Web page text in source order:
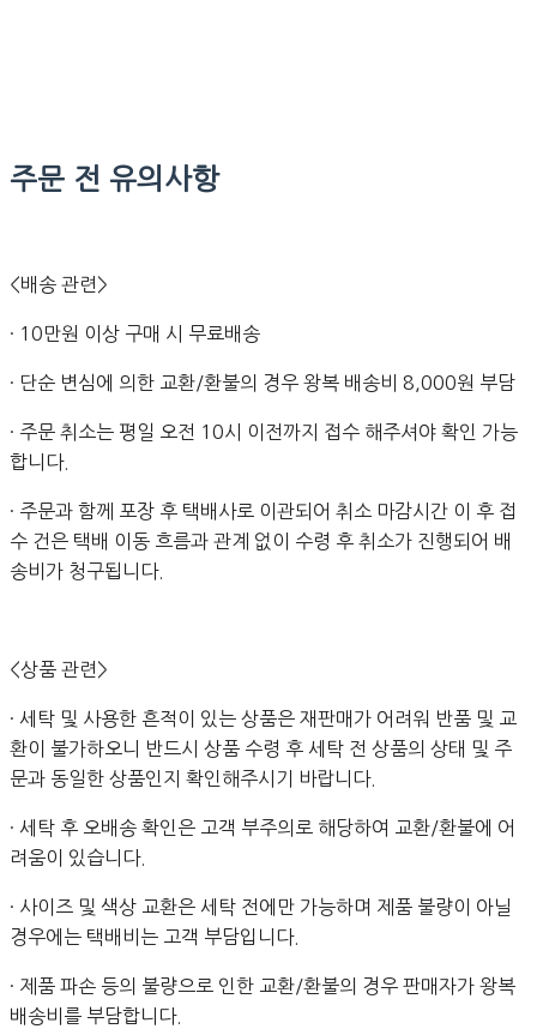
주문 전 유의사항
<배송 관련>
· 10만원 이상 구매 시 무료배송
· 단순 변심에 의한 교환/환불의 경우 왕복 배송비 8,000원 부담
· 주문 취소는 평일 오전 10시 이전까지 접수 해주셔야 확인 가능
합니다.
· 주문과 함께 포장 후 택배사로 이관되어 취소 마감시간 이 후 접
수 건은 택배 이동 흐름과 관계 없이 수령 후 취소가 진행되어 배
송비가 청구됩니다.
<상품 관련>
· 세탁 및 사용한 흔적이 있는 상품은 재판매가 어려워 반품 및 교
환이 불가하오니 반드시 상품 수령 후 세탁 전 상품의 상태 및 주
문과 동일한 상품인지 확인해주시기 바랍니다.
· 세탁 후 오배송 확인은 고객 부주의로 해당하여 교환/환불에 어
려움이 있습니다.
· 사이즈 및 색상 교환은 세탁 전에만 가능하며 제품 불량이 아닐
경우에는 택배비는 고객 부담입니다.
· 제품 파손 등의 불량으로 인한 교환/환불의 경우 판매자가 왕복
배송비를 부담합니다.